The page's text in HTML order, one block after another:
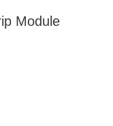
Module